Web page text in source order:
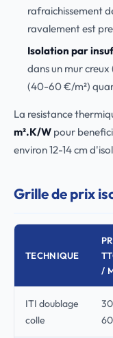
rafraichissement
ravalement est
Isolation par
dans un mur
(40-60 €/m²)
La resistance
m².K/W pour
environ 12-14 cm
Grille de prix
TECHNIQUE
/
ITI doublage
colle